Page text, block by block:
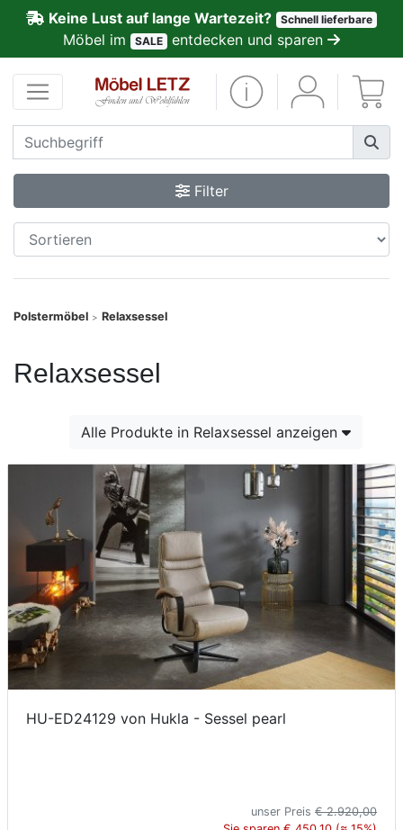
Keine Lust auf lange Wartezeit? Schnell lieferbare
Möbel im SALE entdecken und sparen
Filter
Polstermöbel > Relaxsessel
Relaxsessel
Alle Produkte in Relaxsessel anzeigen
HU-ED24129 von Hukla - Sessel pearl
unser Preis € 2.920,00
Kundenmeinungen
Anmelden
PREMIUM
Schnell
lieferbar
SALE
Möbel-
Finanzierung
Markenwelt
Letz-
Deals